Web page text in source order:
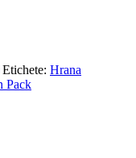
Etichete: Hrana
Pack